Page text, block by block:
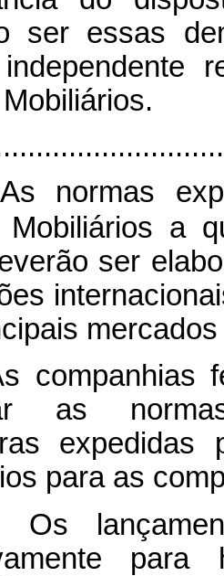
ser essas
normas
Mobiliários a
ser
as
expedidas
para as
para